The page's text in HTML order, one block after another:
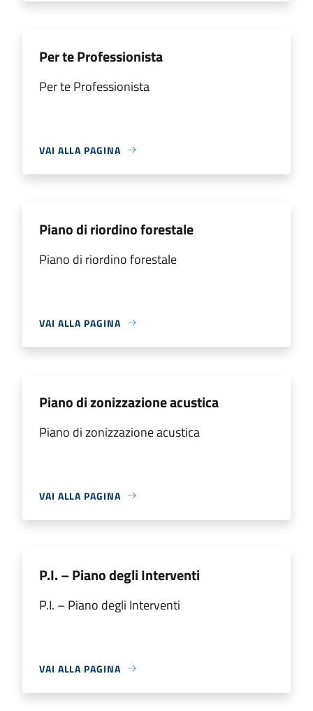
Per te Professionista
Per te Professionista
VAI ALLA PAGINA
Piano di riordino forestale
Piano di riordino forestale
VAI ALLA PAGINA
Piano di zonizzazione acustica
Piano di zonizzazione acustica
VAI ALLA PAGINA
P.I. – Piano degli Interventi
P.I. – Piano degli Interventi
VAI ALLA PAGINA